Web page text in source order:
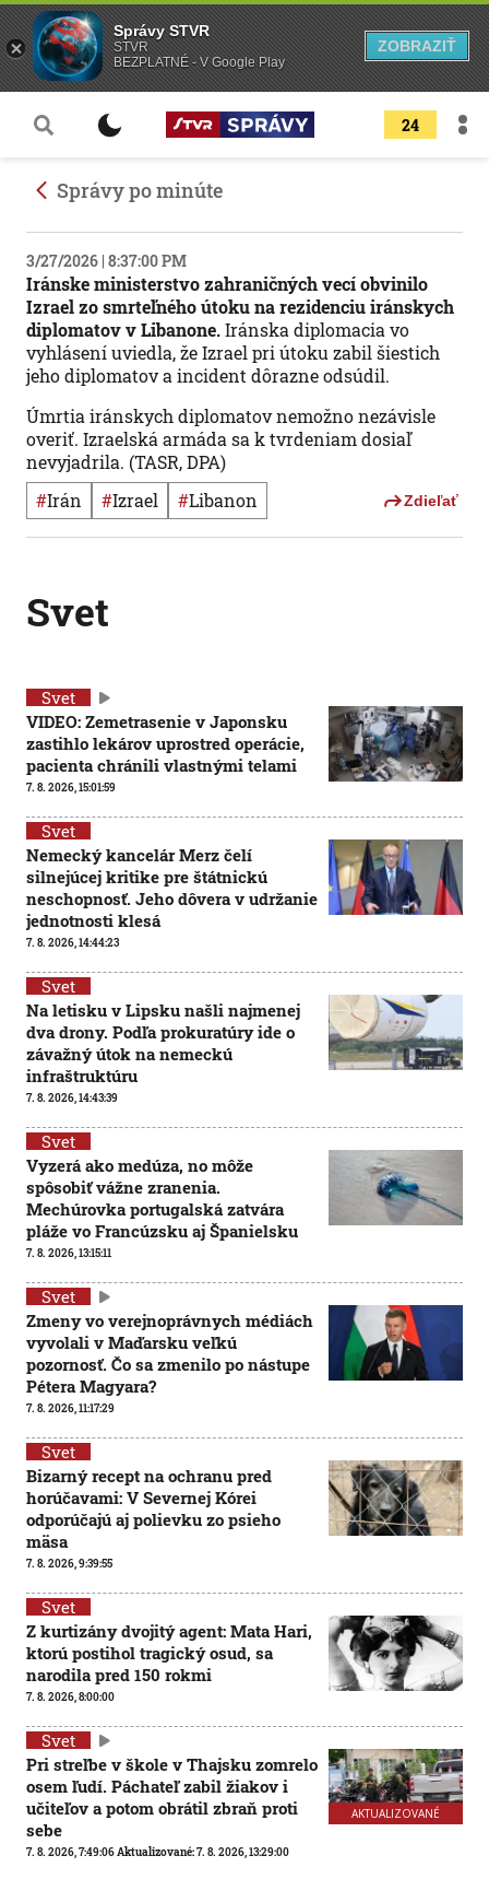
24
Správy po minúte
3/27/2026 | 8:37:00 PM
Iránske ministerstvo zahraničných vecí obvinilo
Izrael zo smrteľného útoku na rezidenciu iránskych
diplomatov v Libanone.Iránska diplomacia vo
vyhlásení uviedla, že Izrael pri útoku zabil šiestich
jeho diplomatov a incident dôrazne odsúdil.
Úmrtia iránskych diplomatov nemožno nezávisle
overiť. Izraelská armáda sa k tvrdeniam dosiaľ
nevyjadrila. (TASR, DPA)
# Irán # Izrael # Libanon Zdieľať
Svet
Svet
VIDEO: Zemetrasenie v Japonsku
zastihlo lekárov uprostred operácie,
pacienta chránili vlastnými telami
7. 8. 2026, 15:01:59
Svet
Nemecký kancelár Merz čelí
silnejúcej kritike pre štátnickú
neschopnosť. Jeho dôvera v udržanie
jednotnosti klesá
7. 8. 2026, 14:44:23
Svet
Na letisku v Lipsku našli najmenej
dva drony. Podľa prokuratúry ide o
závažný útok na nemeckú
infraštruktúru
7. 8. 2026, 14:43:39
Svet
Vyzerá ako medúza, no môže
spôsobiť vážne zranenia.
Mechúrovka portugalská zatvára
pláže vo Francúzsku aj Španielsku
7. 8. 2026, 13:15:11
Svet
Zmeny vo verejnoprávnych médiách
vyvolali v Maďarsku veľkú
pozornosť. Čo sa zmenilo po nástupe
Pétera Magyara?
7. 8. 2026, 11:17:29
Svet
Bizarný recept na ochranu pred
horúčavami: V Severnej Kórei
odporúčajú aj polievku zo psieho
mäsa
7. 8. 2026, 9:39:55
Svet
Z kurtizány dvojitý agent: Mata Hari,
ktorú postihol tragický osud, sa
narodila pred 150 rokmi
7. 8. 2026, 8:00:00
AKTUALIZOVANÉ
Svet
Pri streľbe v škole v Thajsku zomrelo
osem ľudí. Páchateľ zabil žiakov i
učiteľov a potom obrátil zbraň proti
sebe
7. 8. 2026, 7:49:06Aktualizované:7. 8. 2026, 13:29:00
Správy STVR
STVR
BEZPLATNÉ - V Google Play
ZOBRAZIŤ